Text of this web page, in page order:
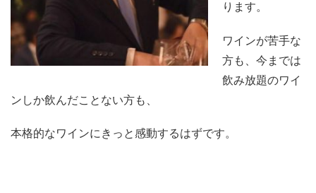
ります。
ワインが苦手な
方も、今までは
飲み放題のワイ
ンしか飲んだことない方も、
本格的なワインにきっと感動するはずです。